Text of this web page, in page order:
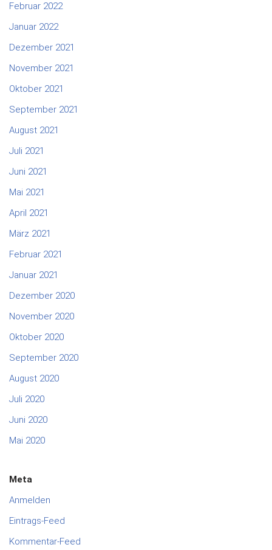
Februar 2022
Januar 2022
Dezember 2021
November 2021
Oktober 2021
September 2021
August 2021
Juli 2021
Juni 2021
Mai 2021
April 2021
März 2021
Februar 2021
Januar 2021
Dezember 2020
November 2020
Oktober 2020
September 2020
August 2020
Juli 2020
Juni 2020
Mai 2020
Meta
Anmelden
Eintrags-Feed
Kommentar-Feed